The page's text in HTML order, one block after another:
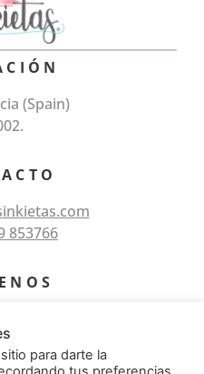
(Spain)
853766
para darte la